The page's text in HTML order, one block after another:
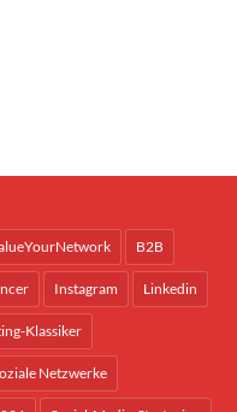
B2B
Instagram Linkedin
Klassiker
Netzwerke